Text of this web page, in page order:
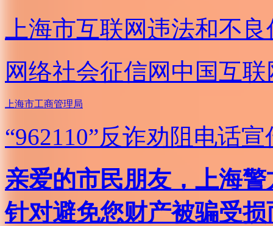
上海市互联网违法和不
网络社会征信网 中国互
上海市工商管理局
“962110”反诈劝阻电话宣
亲爱的市民朋友，上海
针对避免您财产被骗受